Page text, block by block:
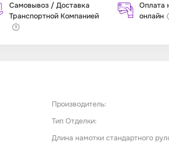
Самовывоз / Доставка
Транспортной Компанией
Оплата
онлайн
Производитель:
Тип Отделки:
Длина намотки стандартного